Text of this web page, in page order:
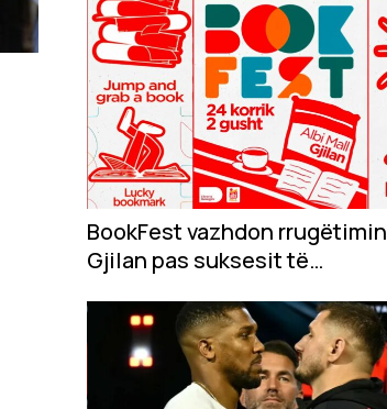
BookFest vazhdon
Gjilan pas suksesit të